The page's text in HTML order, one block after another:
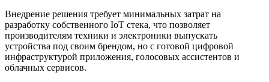
Внедрение решения требует минимальных затрат на
разработку собственного IoT стека, что позволяет
производителям техники и электроники выпускать
устройства под своим брендом, но с готовой цифровой
инфраструктурой приложения, голосовых ассистентов и
облачных сервисов.